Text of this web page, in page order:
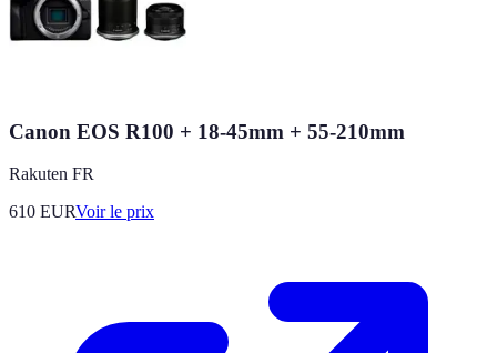
Canon EOS R100 + 18-45mm + 55-210mm
Rakuten FR
610 EURVoir le prix